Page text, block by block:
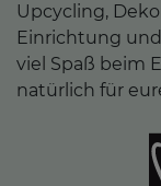
Upcycling,
Einrichtung
viel Spaß beim
natürlich für